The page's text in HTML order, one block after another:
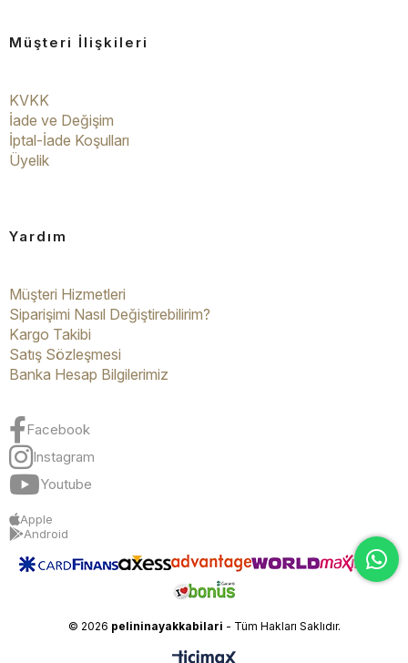
Müşteri İlişkileri
KVKK
İade ve Değişim
İptal-İade Koşulları
Üyelik
Yardım
Müşteri Hizmetleri
Siparişimi Nasıl Değiştirebilirim?
Kargo Takibi
Satış Sözleşmesi
Banka Hesap Bilgilerimiz
Facebook
Instagram
Youtube
Apple
Android
© 2026 pelininayakkabilari - Tüm Hakları Saklıdır.